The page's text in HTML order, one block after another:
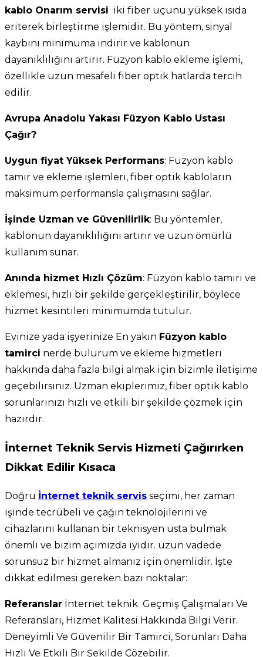
kablo Onarım servisi iki fiber uçunu yüksek ısıda
eriterek birleştirme işlemidir. Bu yöntem, sinyal
kaybını minimuma indirir ve kablonun
dayanıklılığını artırır. Füzyon kablo ekleme işlemi,
özellikle uzun mesafeli fiber optik hatlarda tercih
edilir.
Avrupa Anadolu Yakası Füzyon Kablo Ustası
Çağır?
Uygun fiyat Yüksek Performans: Füzyon kablo
tamir ve ekleme işlemleri, fiber optik kabloların
maksimum performansla çalışmasını sağlar.
İşinde Uzman ve Güvenilirlik: Bu yöntemler,
kablonun dayanıklılığını artırır ve uzun ömürlü
kullanım sunar.
Anında hizmet Hızlı Çözüm: Füzyon kablo tamiri ve
eklemesi, hızlı bir şekilde gerçekleştirilir, böylece
hizmet kesintileri minimumda tutulur.
Evinize yada işyerinize En yakın Füzyon kablo
tamirci nerde bulurum ve ekleme hizmetleri
hakkında daha fazla bilgi almak için bizimle iletişime
geçebilirsiniz. Uzman ekiplerimiz, fiber optik kablo
sorunlarınızı hızlı ve etkili bir şekilde çözmek için
hazırdır.
İnternet Teknik Servis Hizmeti Çağırırken
Dikkat Edilir Kısaca
Doğru İnternet teknik servis seçimi, her zaman
işinde tecrübeli ve çağın teknolojilerini ve
cihazlarını kullanan bir teknisyen usta bulmak
önemli ve bizim açımızda iyidir. uzun vadede
sorunsuz bir hizmet almanız için önemlidir. İşte
dikkat edilmesi gereken bazı noktalar:
Referanslar İnternet teknik Geçmiş Çalışmaları Ve
Referansları, Hizmet Kalitesi Hakkında Bilgi Verir.
Deneyimli Ve Güvenilir Bir Tamirci, Sorunları Daha
Hızlı Ve Etkili Bir Şekilde Çözebilir.